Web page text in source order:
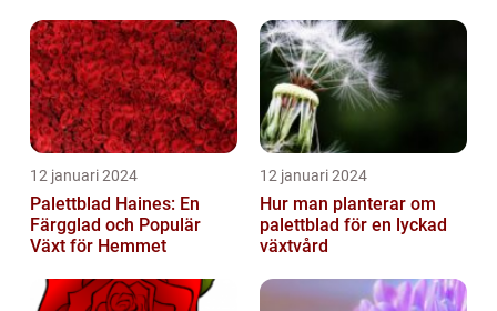
12 januari 2024
Palettblad Haines: En
Färgglad och Populär
Växt för Hemmet
12 januari 2024
Hur man planterar om
palettblad för en lyckad
växtvård